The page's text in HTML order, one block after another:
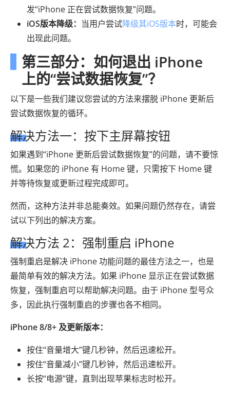
发“iPhone 正在尝试数据恢复”问题。
iOS版本降级： 当用户尝试降级其iOS版本时，可能会
出现此问题。
第三部分：如何退出 iPhone
上的“尝试数据恢复”？
以下是一些我们建议您尝试的方法来摆脱 iPhone 更新后
尝试数据恢复的循环。
解决方法一：按下主屏幕按钮
如果遇到“iPhone 更新后尝试数据恢复”的问题，请不要惊
慌。如果您的 iPhone 有 Home 键，只需按下 Home 键
并等待恢复或更新过程完成即可。
然而，这种方法并非总能奏效。如果问题仍然存在，请尝
试以下列出的解决方案。
解决方法 2：强制重启 iPhone
强制重启是解决 iPhone 功能问题的最佳方法之一，也是
最简单有效的解决方法。如果 iPhone 显示正在尝试数据
恢复，强制重启可以帮助解决问题。由于 iPhone 型号众
多，因此执行强制重启的步骤也各不相同。
iPhone 8/8+ 及更新版本：
按住“音量增大”键几秒钟，然后迅速松开。
按住“音量减小”键几秒钟，然后迅速松开。
长按“电源”键，直到出现苹果标志时松开。